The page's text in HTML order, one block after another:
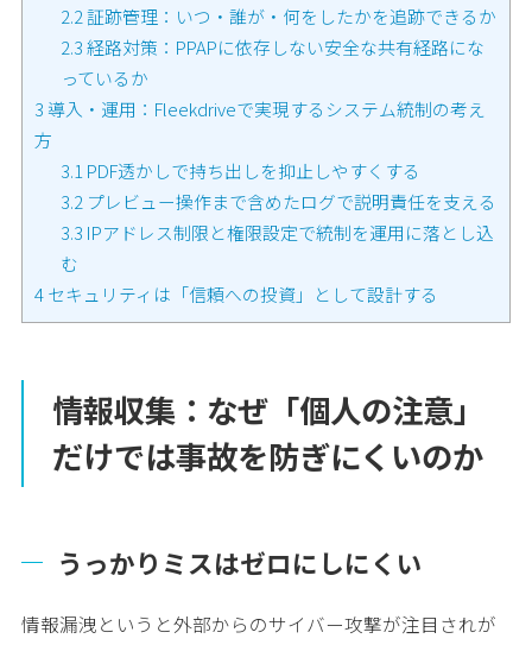
2.2証跡管理：いつ・誰が・何をしたかを追跡できるか
2.3経路対策：PPAPに依存しない安全な共有経路にな
っているか
3導入・運用：Fleekdriveで実現するシステム統制の考え
方
3.1 PDF透かしで持ち出しを抑止しやすくする
3.2 プレビュー操作まで含めたログで説明責任を支える
3.3 IPアドレス制限と権限設定で統制を運用に落とし込
む
4セキュリティは「信頼への投資」として設計する
情報収集：なぜ「個人の注意」
だけでは事故を防ぎにくいのか
うっかりミスはゼロにしにくい
情報漏洩というと外部からのサイバー攻撃が注目されが